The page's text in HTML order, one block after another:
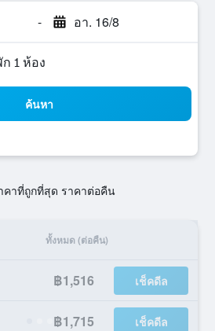
- อา. 16/8
1 ห้อง
ค้นหา
คาที่ถูกที่สุด ราคาต่อคืน
ทั้งหมด (ต่อคืน)
฿1,516 เช็คดีล
฿1,715 เช็คดีล